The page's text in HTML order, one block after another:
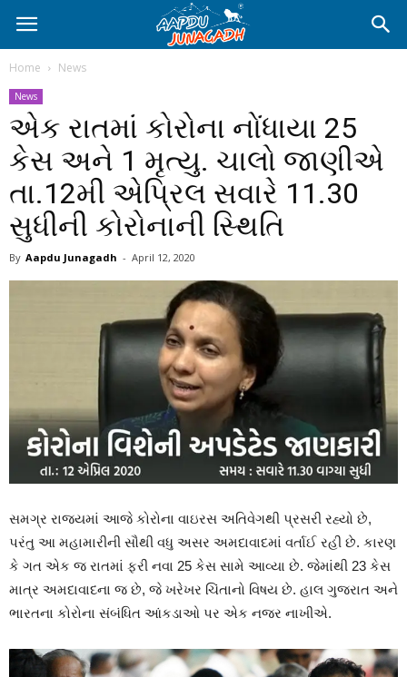
Home News
News
એક રાતમાં કોરોના નોંધાયા 25
કેસ અને 1 મૃત્યુ. ચાલો જાણીએ
તા.12મી એપ્રિલ સવારે 11.30
સુધીની કોરોનાની સ્થિતિ
By Aapdu Junagadh - April 12, 2020
સમગ્ર રાજ્યમાં આજે કોરોના વાઇરસ અતિવેગથી પ્રસરી રહ્યો છે,
પરંતુ આ મહામારીની સૌથી વધુ અસર અમદાવાદમાં વર્તાઈ રહી છે. કારણ
કે ગત એક જ રાતમાં ફરી નવા 25 કેસ સામે આવ્યા છે. જેમાંથી 23 કેસ
માત્ર અમદાવાદના જ છે, જે ખરેખર ચિંતાનો વિષય છે. હાલ ગુજરાત અને
ભારતના કોરોના સંબંધિત આંકડાઓ પર એક નજર નાખીએ.